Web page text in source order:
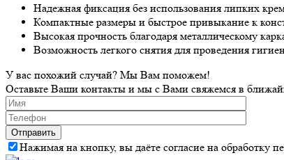
Надежная фиксация без использования липких
Компактные размеры и быстрое привыкание к
Высокая прочность благодаря металлическому
Возможность легкого снятия для проведения
У вас похожий случай? Мы Вам поможем!
Оставьте Ваши контакты и мы с Вами свяжемся в
Нажимая на кнопку, вы даёте согласие на обработку